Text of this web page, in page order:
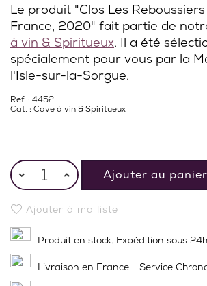
Le produit "Clos Les
France, 2020" fait partie de
à vin & Spiritueux. Il a été
spécialement pour vous par la
l'Isle-sur-la-Sorgue.
Ref. : 4452
Cat. : Cave à vin & Spiritueux
Ajouter au panier
Ajouter à ma liste
Produit en stock. Expédition sous 24h
Livraison en France - Service